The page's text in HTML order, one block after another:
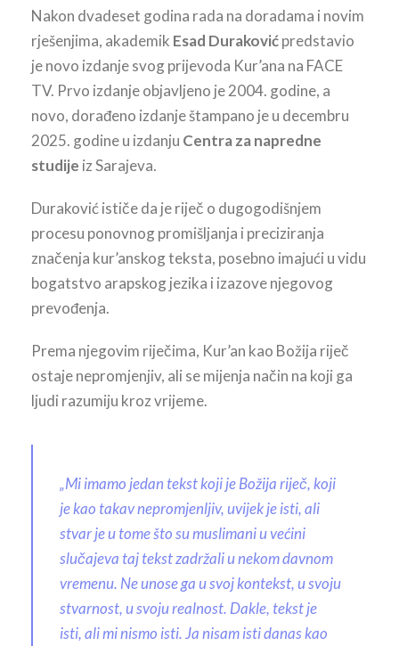
Nakon dvadeset godina rada na doradama i novim
rješenjima, akademik Esad Durakovićpredstavio
je novo izdanje svog prijevoda Kur’ana na FACE
TV. Prvo izdanje objavljeno je 2004. godine, a
novo, dorađeno izdanje štampano je u decembru
2025. godine u izdanju Centra za napredne
studije iz Sarajeva.
Duraković ističe da je riječ o dugogodišnjem
procesu ponovnog promišljanja i preciziranja
značenja kur’anskog teksta, posebno imajući u vidu
bogatstvo arapskog jezika i izazove njegovog
prevođenja.
Prema njegovim riječima, Kur’an kao Božija riječ
ostaje nepromjenjiv, ali se mijenja način na koji ga
ljudi razumiju kroz vrijeme.
„Mi imamo jedan tekst koji je Božija riječ, koji
je kao takav nepromjenljiv, uvijek je isti, ali
stvar je u tome što su muslimani u većini
slučajeva taj tekst zadržali u nekom davnom
vremenu. Ne unose ga u svoj kontekst, u svoju
stvarnost, u svoju realnost. Dakle, tekst je
isti, ali mi nismo isti. Ja nisam isti danas kao